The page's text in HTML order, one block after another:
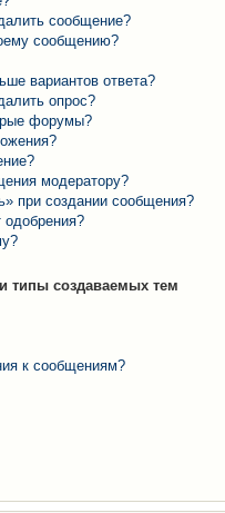
сообщение?
сообщению?
вариантов ответа?
опрос?
форумы?
модератору?
при создании сообщения?
типы создаваемых тем
к сообщениям?